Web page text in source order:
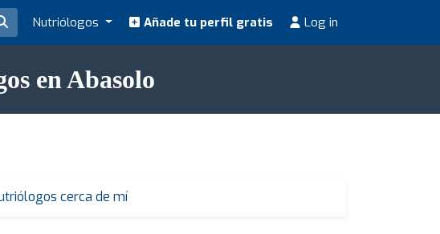
Nutriólogos Añade tu perfil gratis Log in
en Abasolo
cerca de mí